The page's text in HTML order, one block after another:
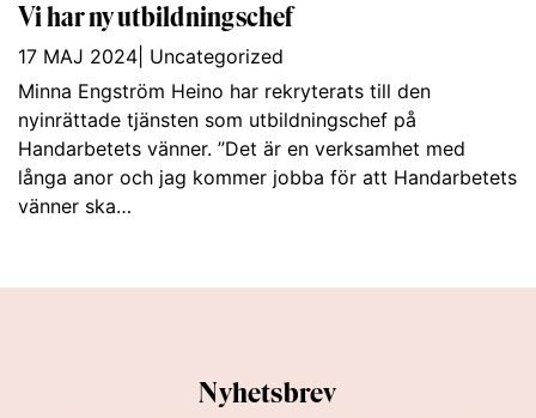
Vi har ny utbildningschef
17 MAJ 2024 Uncategorized
Minna Engström Heino har rekryterats till den
nyinrättade tjänsten som utbildningschef på
Handarbetets vänner. ”Det är en verksamhet med
långa anor och jag kommer jobba för att Handarbetets
vänner ska…
Nyhetsbrev